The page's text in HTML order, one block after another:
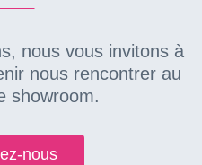
nous vous invitons à
nous rencontrer au
showroom.
nous